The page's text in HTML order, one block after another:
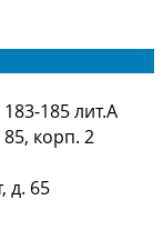
185 лит.А
85, корп. 2
д. 65